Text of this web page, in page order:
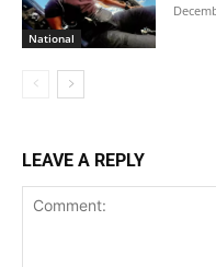
National
LEAVE A REPLY